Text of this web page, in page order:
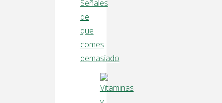
Señales
de
que
comes
demasiado